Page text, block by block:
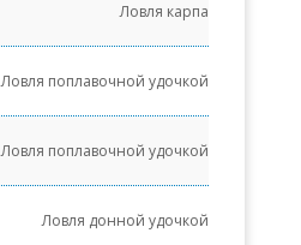
Ловля карпа
Ловля поплавочной удочкой
Ловля поплавочной удочкой
Ловля донной удочкой